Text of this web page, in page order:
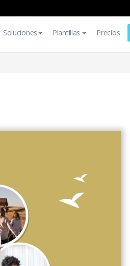
Soluciones Plantillas Precios